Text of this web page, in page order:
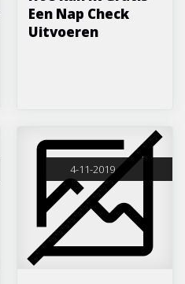
Een Nap Check
Uitvoeren
4-11-2019